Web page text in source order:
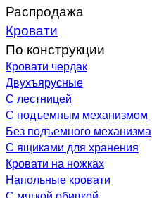
Распродажа
Кровати
По конструкции
Кровати чердак
Двухъярусные
С лестницей
С подъемным механизмом
Без подъемного механизма
С ящиками для хранения
Кровати на ножках
Напольные кровати